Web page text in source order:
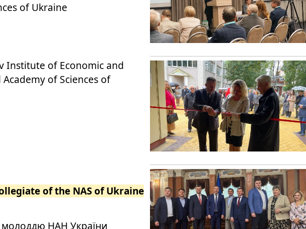
of Ukraine
Institute of Economic and
of Sciences of
of the NAS of Ukraine
молоддю НАН України